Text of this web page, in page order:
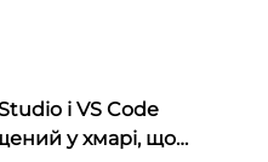
і VS Code
у хмарі, що